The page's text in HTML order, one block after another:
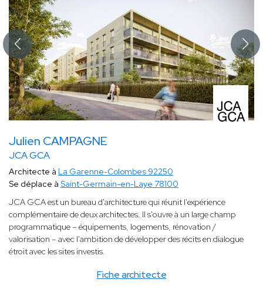
Julien CAMPAGNE
JCA GCA
Fiche architecte
Architecte à La Garenne-Colombes 92250
Se déplace à Saint-Germain-en-Laye 78100
JCA GCA est un bureau d'architecture qui réunit l'expérience
complémentaire de deux architectes. Il s'ouvre à un large champ
programmatique ­– équipements, logements, rénovation /
valorisation – avec l'ambition de développer des récits en dialogue
étroit avec les sites investis.